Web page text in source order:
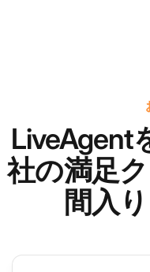
LiveAgent
社の満足
間入